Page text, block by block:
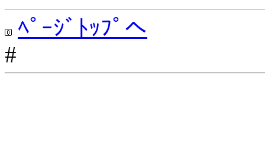
ﾍﾟｰｼﾞﾄｯﾌﾟへ
#